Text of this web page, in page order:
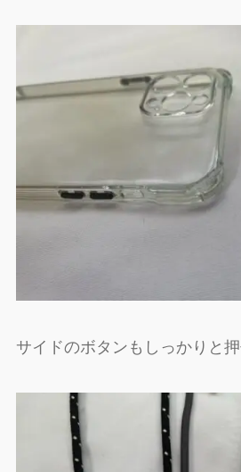
サイドのボタンもしっかりと押